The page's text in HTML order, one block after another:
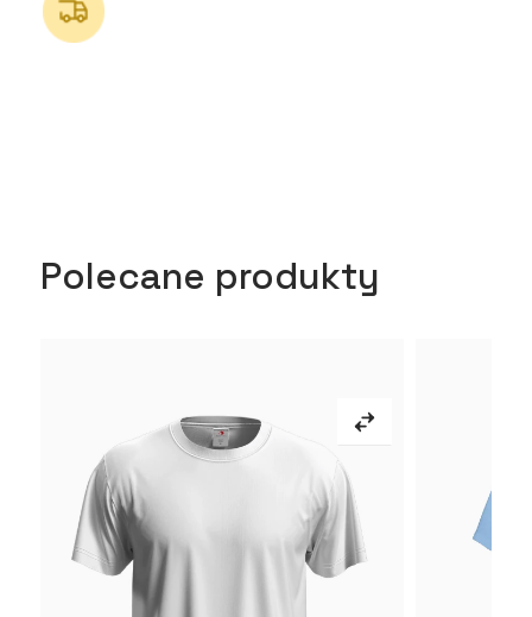
Polecane produkty